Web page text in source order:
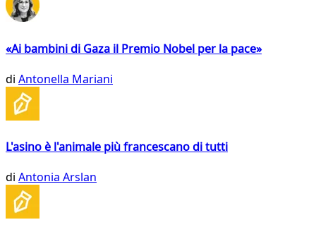
«Ai bambini di Gaza il Premio Nobel per la pace»
di Antonella Mariani
L'asino è l'animale più francescano di tutti
di Antonia Arslan